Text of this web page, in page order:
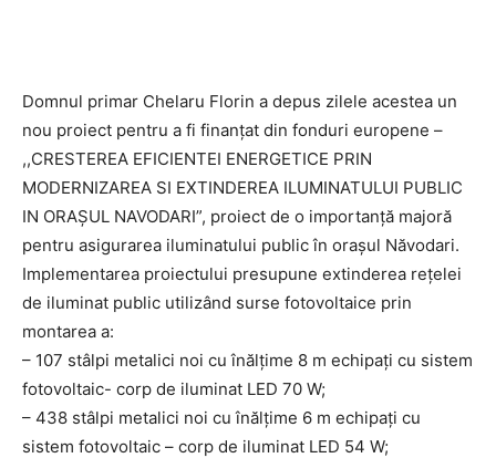
Domnul primar Chelaru Florin a depus zilele acestea un
nou proiect pentru a fi finanțat din fonduri europene –
,,CRESTEREA EFICIENTEI ENERGETICE PRIN
MODERNIZAREA SI EXTINDEREA ILUMINATULUI PUBLIC
IN ORAȘUL NAVODARI”, proiect de o importanță majoră
pentru asigurarea iluminatului public în orașul Năvodari.
Implementarea proiectului presupune extinderea rețelei
de iluminat public utilizând surse fotovoltaice prin
montarea a:
– 107 stâlpi metalici noi cu înălțime 8 m echipați cu sistem
fotovoltaic- corp de iluminat LED 70 W;
– 438 stâlpi metalici noi cu înălțime 6 m echipați cu
sistem fotovoltaic – corp de iluminat LED 54 W;